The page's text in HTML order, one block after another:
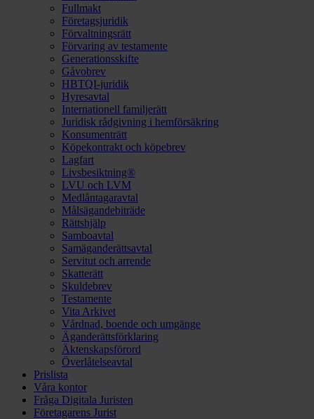
Fullmakt
Företagsjuridik
Förvaltningsrätt
Förvaring av testamente
Generationsskifte
Gåvobrev
HBTQI-juridik
Hyresavtal
Internationell familjerätt
Juridisk rådgivning i hemförsäkring
Konsumenträtt
Köpekontrakt och köpebrev
Lagfart
Livsbesiktning®
LVU och LVM
Medlåntagaravtal
Målsägandebiträde
Rättshjälp
Samboavtal
Samäganderättsavtal
Servitut och arrende
Skatterätt
Skuldebrev
Testamente
Vita Arkivet
Vårdnad, boende och umgänge
Äganderättsförklaring
Äktenskapsförord
Överlåtelseavtal
Prislista
Våra kontor
Fråga Digitala Juristen
Företagarens Jurist